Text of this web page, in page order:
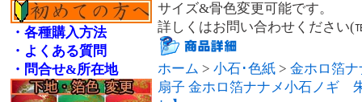
・各種購入方法
・よくある質問
・問合せ&所在地
サイズ&骨色変更可能です。
詳しくはお問い合わせください
ホーム > 小石･色紙 > 金ホロ箔
扇子 金ホロ箔ナナメ小石ノギ